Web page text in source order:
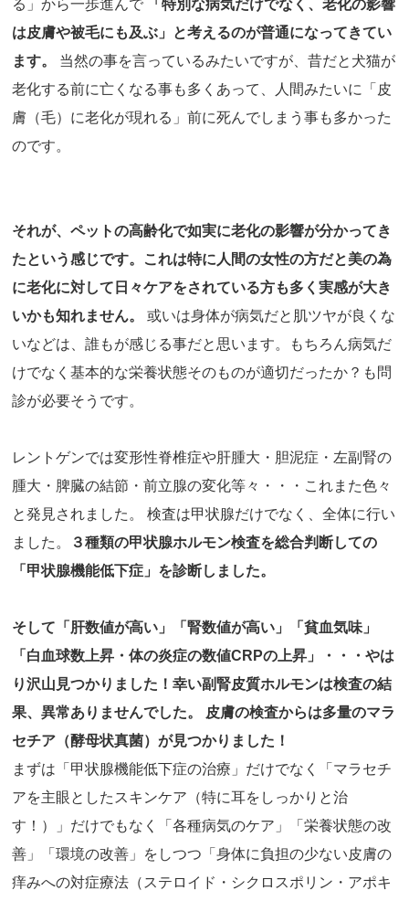
る」から一歩進んで
「特別な病気だけでなく、老化の影響
は皮膚や被毛にも及ぶ」と考えるのが普通になってきてい
ます。
当然の事を言っているみたいですが、昔だと犬猫が
老化する前に亡くなる事も多くあって、人間みたいに「皮
膚（毛）に老化が現れる」前に死んでしまう事も多かった
のです。
それが、ペットの高齢化で如実に老化の影響が分かってき
たという感じです。これは特に人間の女性の方だと美の為
に老化に対して日々ケアをされている方も多く実感が大き
いかも知れません。
或いは身体が病気だと肌ツヤが良くな
いなどは、誰もが感じる事だと思います。もちろん病気だ
けでなく基本的な栄養状態そのものが適切だったか？も問
診が必要そうです。
レントゲンでは変形性脊椎症や肝腫大・胆泥症・左副腎の
腫大・脾臓の結節・前立腺の変化等々・・・これまた色々
と発見されました。 検査は甲状腺だけでなく、全体に行い
ました。
３種類の甲状腺ホルモン検査を総合判断しての
「甲状腺機能低下症」を診断しました。
そして「肝数値が高い」「腎数値が高い」「貧血気味」
「白血球数上昇・体の炎症の数値CRPの上昇」・・・やは
り沢山見つかりました！幸い副腎皮質ホルモンは検査の結
果、異常ありませんでした。 皮膚の検査からは多量のマラ
セチア（酵母状真菌）が見つかりました！
まずは「甲状腺機能低下症の治療」だけでなく「マラセチ
アを主眼としたスキンケア（特に耳をしっかりと治
す！）」だけでもなく「各種病気のケア」「栄養状態の改
善」「環境の改善」をしつつ「身体に負担の少ない皮膚の
痒みへの対症療法（ステロイド・シクロスポリン・アポキ